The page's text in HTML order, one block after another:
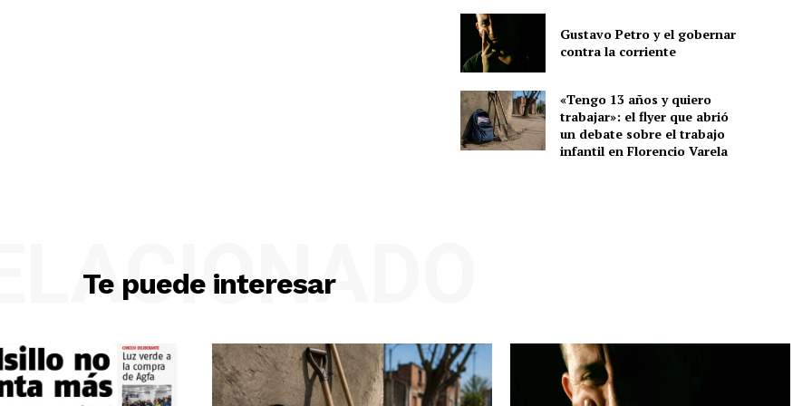
Gustavo Petro y el gobernar
contra la corriente
«Tengo 13 años y quiero
trabajar»: el flyer que abrió
un debate sobre el trabajo
infantil en Florencio Varela
Te puede interesar